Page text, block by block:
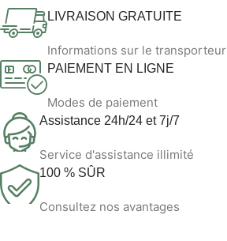
LIVRAISON GRATUITE
Informations sur le transporteur
PAIEMENT EN LIGNE
Modes de paiement
Assistance 24h/24 et 7j/7
Service d'assistance illimité
100 % SÛR
Consultez nos avantages